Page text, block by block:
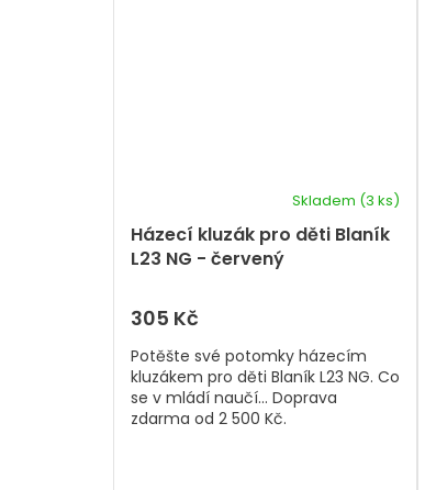
Házecí kluzák pro děti Blaník
L23 NG - červený
Skladem (3 ks)
305 Kč
Potěšte své potomky házecím
kluzákem pro děti Blaník L23 NG. Co
se v mládí naučí... Doprava
zdarma od 2 500 Kč.